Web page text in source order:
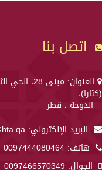
اتصل بنا
العنوان: مبنى 28،
(كتارا)،
الدوحة ، قطر
البريد الإلكتروني:
هاتف: 0097444080464
الجوال: 0097466570349